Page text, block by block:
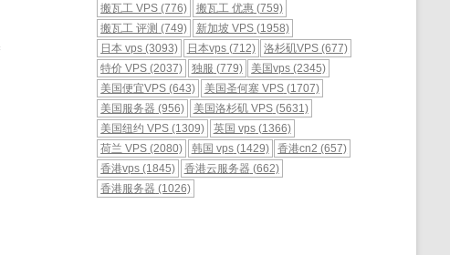
搬瓦工 VPS (776) 搬瓦工 优惠(759)
搬瓦工 评测 (749) 新加坡 VPS(1958)
日本 vps (3093) 日本vps(712) 洛杉矶VPS (677)
特价 VPS (2037) 独服 (779) 美国vps (2345)
美国便宜VPS (643) 美国圣何塞 VPS(1707)
美国服务器 (956) 美国洛杉矶 VPS(5631)
美国纽约 VPS (1309) 英国 vps(1366)
荷兰 VPS (2080) 韩国 vps(1429) 香港cn2 (657)
香港vps (1845) 香港云服务器 (662)
香港服务器 (1026)